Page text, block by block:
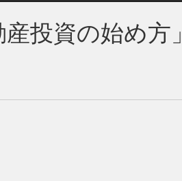
投資の始め方」